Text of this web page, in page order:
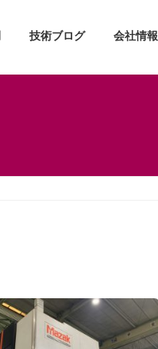
技術ブログ 会社情報